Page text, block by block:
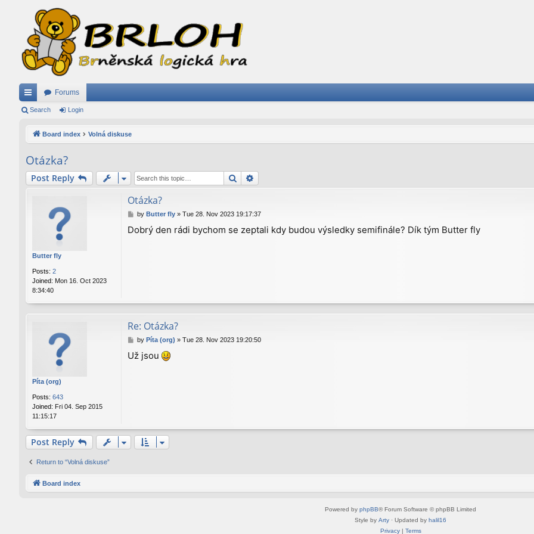
ui
ks
Forums
Search Login
Board index Volná diskuse
Otázka?
Post Reply Search
Butter fly
Posts: 2
Joined: Mon 16. Oct 2023
8:34:40
Otázka?
P
s
by Butter fly» Tue 28. Nov 2023 19:17:37
Dobrý den rádi bychom se zeptali kdy budou výsledky semifinále? Dík tým Butter fly
Píta (org)
Posts: 643
Joined: Fri 04. Sep 2015
11:15:17
Re: Otázka?
P
s
by Píta (org) » Tue 28. Nov 2023 19:20:50
Už jsou
Post Reply
Return to “Volná diskuse”
Board index
Powered by phpBB® Forum Software © phpBB Limited
Style by Arty · Updated by halil16
Privacy| Terms